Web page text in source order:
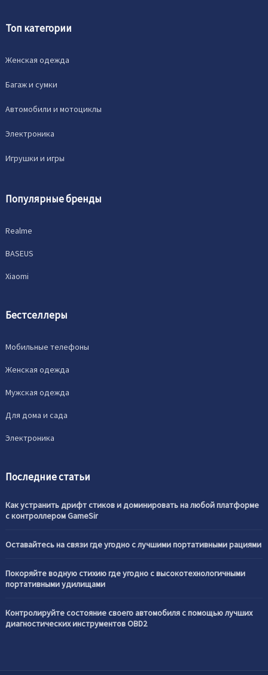
Топ категории
Женская одежда
Багаж и сумки
Автомобили и мотоциклы
Электроника
Игрушки и игры
Популярные бренды
Realme
BASEUS
Xiaomi
Бестселлеры
Мобильные телефоны
Женская одежда
Мужская одежда
Для дома и сада
Электроника
Последние статьи
Как устранить дрифт стиков и доминировать на любой платформе
с контроллером GameSir
Оставайтесь на связи где угодно с лучшими портативными рациями
Покоряйте водную стихию где угодно с высокотехнологичными
портативными удилищами
Контролируйте состояние своего автомобиля с помощью лучших
диагностических инструментов OBD2